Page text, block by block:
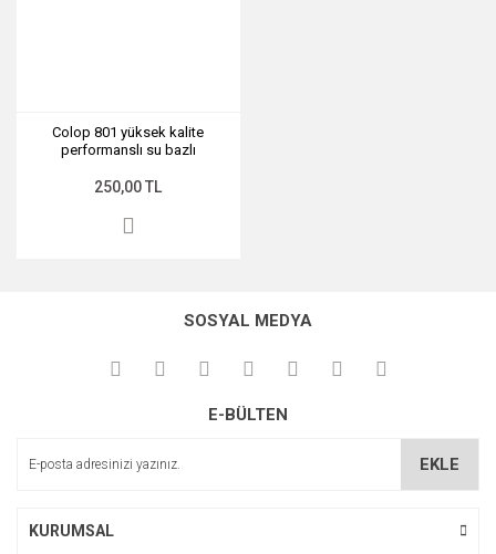
Colop 801 yüksek kalite
performanslı su bazlı
250,00 TL
SOSYAL MEDYA
E-BÜLTEN
EKLE
KURUMSAL